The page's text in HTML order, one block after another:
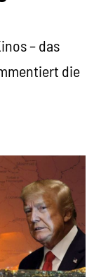
– das
die